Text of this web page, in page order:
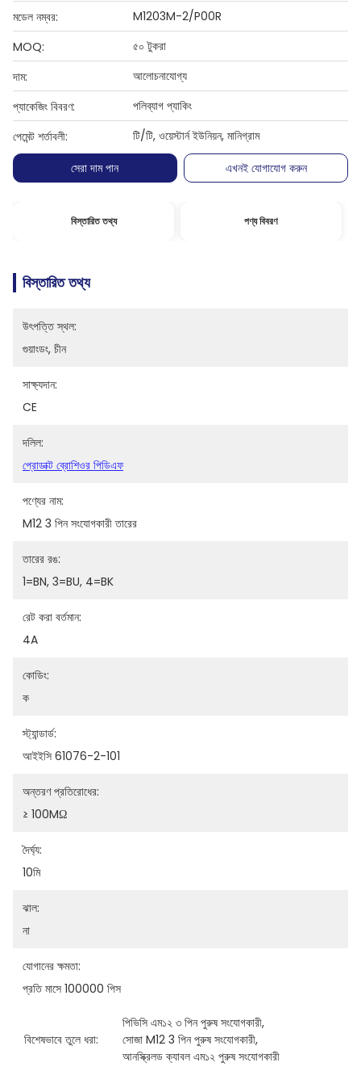
মডেল নম্বর:
M1203M-2/P00R
MOQ:
৫০ টুকরা
দাম:
আলোচনাযোগ্য
প্যাকেজিং বিবরণ:
পলিব্যাগ প্যাকিং
পেমেন্ট শর্তাবলী:
টি/টি, ওয়েস্টার্ন ইউনিয়ন, মানিগ্রাম
সেরা দাম পান
এখনই যোগাযোগ করুন
বিস্তারিত তথ্য পণ্য বিবরণ
বিস্তারিত তথ্য
উৎপত্তি স্থল:
গুয়াংডং, চীন
সাক্ষ্যদান:
CE
দলিল:
প্রোডাক্ট ব্রোশিওর পিডিএফ
পণ্যের নাম:
M12 3 পিন সংযোগকারী তারের
তারের রঙ:
1=BN, 3=BU, 4=BK
রেট করা বর্তমান:
4A
কোডিং:
ক
স্ট্যান্ডার্ড:
আইইসি 61076-2-101
অন্তরণ প্রতিরোধের:
≥ 100MΩ
দৈর্ঘ্য:
10মি
ঝাল:
না
যোগানের ক্ষমতা:
প্রতি মাসে 100000 পিস
বিশেষভাবে তুলে ধরা:
পিভিসি এম১২ ৩ পিন পুরুষ সংযোগকারী,
সোজা M12 3 পিন পুরুষ সংযোগকারী,
আনস্ক্রিলড ক্যাবল এম১২ পুরুষ সংযোগকারী